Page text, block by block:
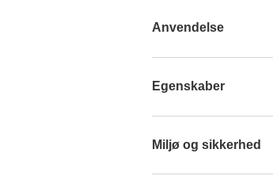
Anvendelse
Egenskaber
Miljø og sikkerhed